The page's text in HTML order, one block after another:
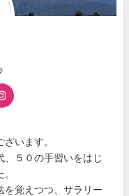
います。
、５０の手習いをはじ
を覚えつつ、サラリー